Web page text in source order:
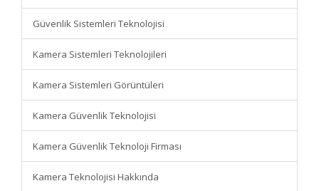
Güvenlik Sistemleri Teknolojisi
Kamera Sistemleri Teknolojileri
Kamera Sistemleri Görüntüleri
Kamera Güvenlik Teknolojisi
Kamera Güvenlik Teknoloji Firması
Kamera Teknolojisi Hakkında